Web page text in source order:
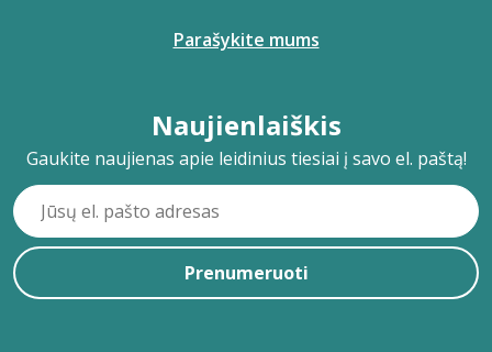
Parašykite mums
Naujienlaiškis
Gaukite naujienas apie leidinius tiesiai į savo el. paštą!
Prenumeruoti